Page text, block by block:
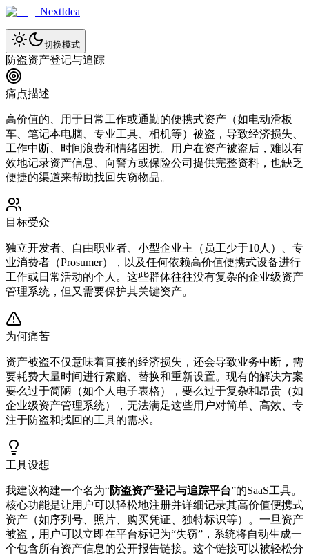
NextIdea
切换模式
防盗资产登记与追踪
痛点描述
高价值的、用于日常工作或通勤的便携式资产（如电动滑板
车、笔记本电脑、专业工具、相机等）被盗，导致经济损失、
工作中断、时间浪费和情绪困扰。用户在资产被盗后，难以有
效地记录资产信息、向警方或保险公司提供完整资料，也缺乏
便捷的渠道来帮助找回失窃物品。
目标受众
独立开发者、自由职业者、小型企业主（员工少于10人）、专
业消费者（Prosumer），以及任何依赖高价值便携式设备进行
工作或日常活动的个人。这些群体往往没有复杂的企业级资产
管理系统，但又需要保护其关键资产。
为何痛苦
资产被盗不仅意味着直接的经济损失，还会导致业务中断，需
要耗费大量时间进行索赔、替换和重新设置。现有的解决方案
要么过于简陋（如个人电子表格），要么过于复杂和昂贵（如
企业级资产管理系统），无法满足这些用户对简单、高效、专
注于防盗和找回的工具的需求。
工具设想
我建议构建一个名为“防盗资产登记与追踪平台”的SaaS工具。
核心功能是让用户可以轻松地注册并详细记录其高价值便携式
资产（如序列号、照片、购买凭证、独特标识等）。一旦资产
被盗，用户可以立即在平台标记为“失窃”，系统将自动生成一
个包含所有资产信息的公开报告链接。这个链接可以被轻松分